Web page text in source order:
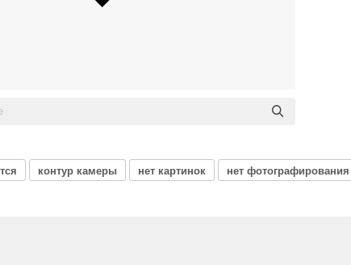
контур камеры нет картинок нет фотографирования